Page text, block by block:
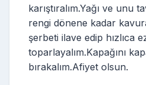
karıştıralım.Yağı ve unu
rengi dönene kadar
şerbeti ilave edip hızlıca
toparlayalım.Kapağını
bırakalım.Afiyet olsun.